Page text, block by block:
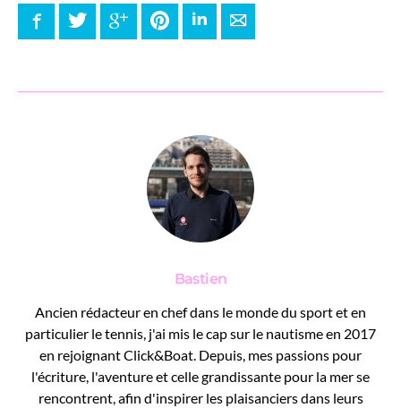
FacebookTwitter Google+ PinterestLinkedInE-mail
Bastien
Ancien rédacteur en chef dans le monde du sport et en
particulier le tennis, j'ai mis le cap sur le nautisme en 2017
en rejoignant Click&Boat. Depuis, mes passions pour
l'écriture, l'aventure et celle grandissante pour la mer se
rencontrent, afin d'inspirer les plaisanciers dans leurs